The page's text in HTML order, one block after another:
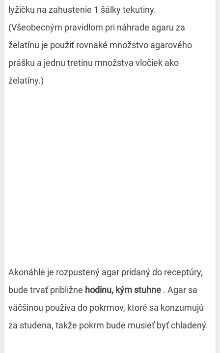
lyžičku na zahustenie 1 šálky tekutiny.
(Všeobecným pravidlom pri náhrade agaru za
želatínu je použiť rovnaké množstvo agarového
prášku a jednu tretinu množstva vločiek ako
želatíny.)
Akonáhle je rozpustený agar pridaný do receptúry,
bude trvať približne hodinu, kým stuhne. Agar sa
väčšinou používa do pokrmov, ktoré sa konzumujú
za studena, takže pokrm bude musieť byť chladený.